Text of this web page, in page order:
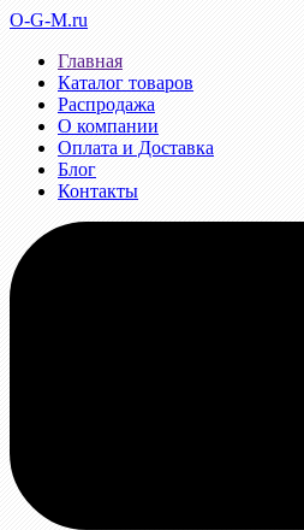
O-G-M.ru
Главная
Каталог товаров
Распродажа
О компании
Оплата и Доставка
Блог
Контакты